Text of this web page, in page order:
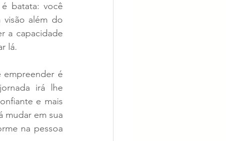
batata: você
visão além do
a capacidade
lá.
é
irá lhe
e mais
mudar em sua
na pessoa